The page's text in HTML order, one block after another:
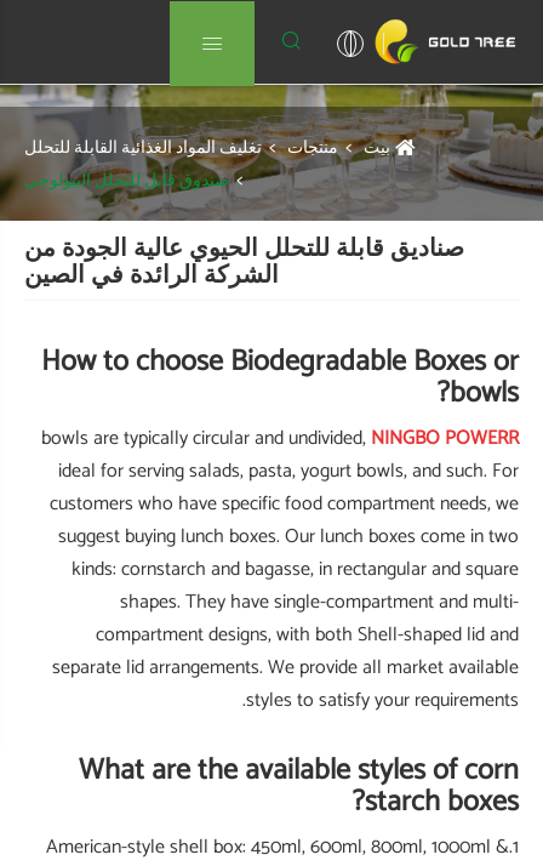
بيت
معلومات عنا
إرسال الاستفسار
اتصل بنا
القابلة للتحلل
البيولوجي
الجودة من
How to
bowls are
ideal for
customers
suggest
kinds:
separate
1.American-